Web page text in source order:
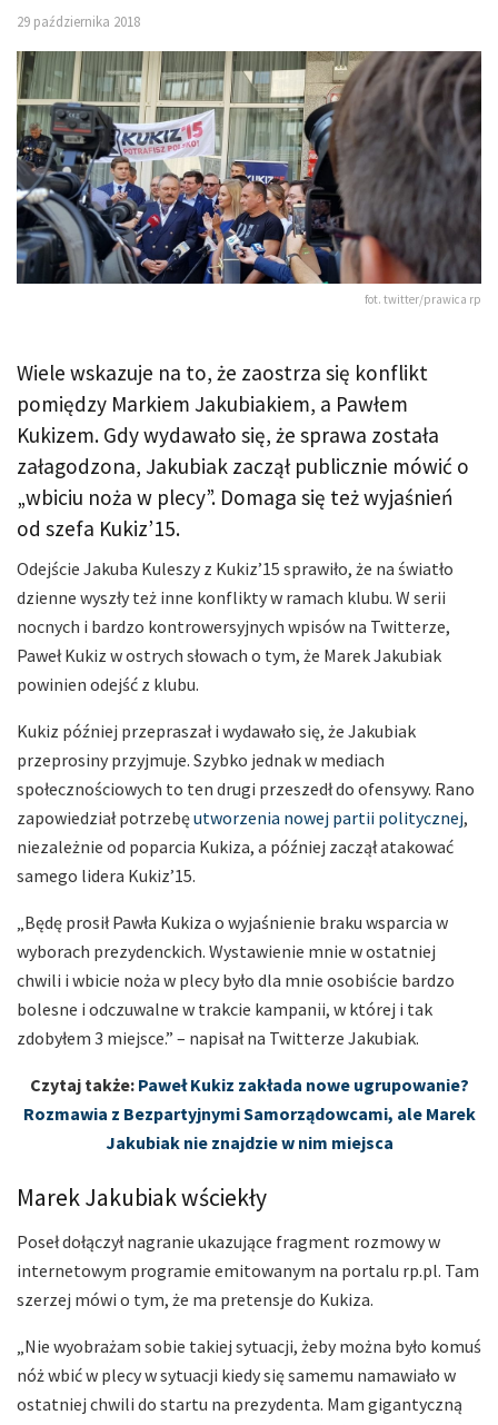
29 października 2018
fot. twitter/prawica rp
Wiele wskazuje na to, że zaostrza się konflikt
pomiędzy Markiem Jakubiakiem, a Pawłem
Kukizem. Gdy wydawało się, że sprawa została
załagodzona, Jakubiak zaczął publicznie mówić o
„wbiciu noża w plecy”. Domaga się też wyjaśnień
od szefa Kukiz’15.
Odejście Jakuba Kuleszy z Kukiz’15 sprawiło, że na światło
dzienne wyszły też inne konflikty w ramach klubu. W serii
nocnych i bardzo kontrowersyjnych wpisów na Twitterze,
Paweł Kukiz w ostrych słowach o tym, że Marek Jakubiak
powinien odejść z klubu.
Kukiz później przepraszał i wydawało się, że Jakubiak
przeprosiny przyjmuje. Szybko jednak w mediach
społecznościowych to ten drugi przeszedł do ofensywy. Rano
zapowiedział potrzebęutworzenia nowej partii politycznej,
niezależnie od poparcia Kukiza, a później zaczął atakować
samego lidera Kukiz’15.
„Będę prosił Pawła Kukiza o wyjaśnienie braku wsparcia w
wyborach prezydenckich. Wystawienie mnie w ostatniej
chwili i wbicie noża w plecy było dla mnie osobiście bardzo
bolesne i odczuwalne w trakcie kampanii, w której i tak
zdobyłem 3 miejsce.” – napisał na Twitterze Jakubiak.
Czytaj także: Paweł Kukiz zakłada nowe ugrupowanie?
Rozmawia z Bezpartyjnymi Samorządowcami, ale Marek
Jakubiak nie znajdzie w nim miejsca
Marek Jakubiak wściekły
Poseł dołączył nagranie ukazujące fragment rozmowy w
internetowym programie emitowanym na portalu rp.pl. Tam
szerzej mówi o tym, że ma pretensje do Kukiza.
„Nie wyobrażam sobie takiej sytuacji, żeby można było komuś
nóż wbić w plecy w sytuacji kiedy się samemu namawiało w
ostatniej chwili do startu na prezydenta. Mam gigantyczną